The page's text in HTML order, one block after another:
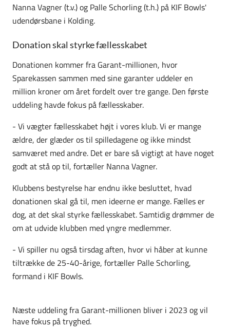
Nanna Vagner (t.v.) og Palle Schorling (t.h.) på KIF Bowls'
udendørsbane i Kolding.
Donation skal styrke fællesskabet
Donationen kommer fra Garant-millionen, hvor
Sparekassen sammen med sine garanter uddeler en
million kroner om året fordelt over tre gange. Den første
uddeling havde fokus på fællesskaber.
- Vi vægter fællesskabet højt i vores klub. Vi er mange
ældre, der glæder os til spilledagene og ikke mindst
samværet med andre. Det er bare så vigtigt at have noget
godt at stå op til, fortæller Nanna Vagner.
Klubbens bestyrelse har endnu ikke besluttet, hvad
donationen skal gå til, men ideerne er mange. Fælles er
dog, at det skal styrke fællesskabet. Samtidig drømmer de
om at udvide klubben med yngre medlemmer.
- Vi spiller nu også tirsdag aften, hvor vi håber at kunne
tiltrække de 25-40-årige, fortæller Palle Schorling,
formand i KIF Bowls.
Næste uddeling fra Garant-millionen bliver i 2023 og vil
have fokus på tryghed.